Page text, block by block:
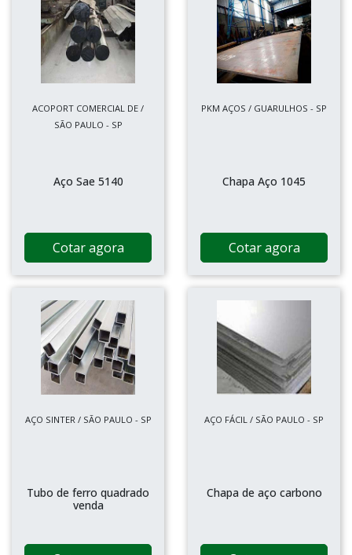
ACOPORT COMERCIAL DE /
SÃO PAULO - SP
Aço Sae 5140
Cotar agora
PKM AÇOS / GUARULHOS - SP
Chapa Aço 1045
Cotar agora
AÇO SINTER / SÃO PAULO - SP
Tubo de ferro quadrado
venda
AÇO FÁCIL / SÃO PAULO - SP
Chapa de aço carbono